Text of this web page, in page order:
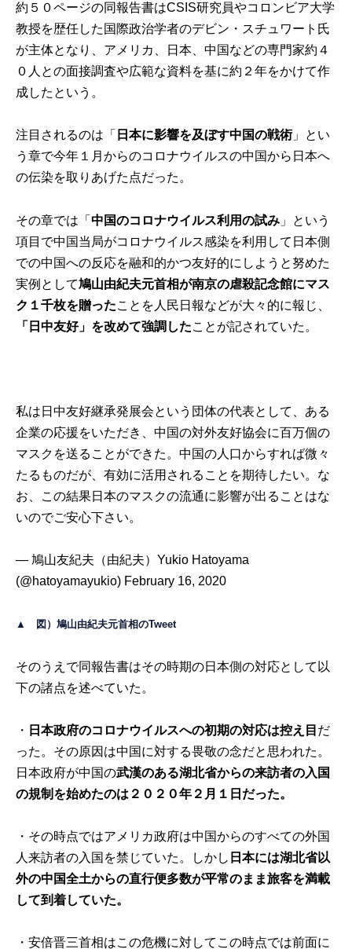
約５０ページの同報告書はCSIS研究員やコロンビア大学
教授を歴任した国際政治学者のデビン・スチュワート氏
が主体となり、アメリカ、日本、中国などの専門家約４
０人との面接調査や広範な資料を基に約２年をかけて作
成したという。
注目されるのは「 日本に影響を及ぼす中国の戦術」とい
う章で今年１月からのコロナウイルスの中国から日本へ
の伝染を取りあげた点だった。
その章では「中国のコロナウイルス利用の試み 」という
項目で中国当局がコロナウイルス感染を利用して日本側
での中国への反応を融和的かつ友好的にしようと努めた
実例として鳩山由紀夫元首相が南京の虐殺記念館にマス
ク１千枚を贈ったことを人民日報などが大々的に報じ、
「日中友好」を改めて強調したことが記されていた。
私は日中友好継承発展会という団体の代表として、ある
企業の応援をいただき、中国の対外友好協会に百万個の
マスクを送ることができた。中国の人口からすれば微々
たるものだが、有効に活用されることを期待したい。な
お、この結果日本のマスクの流通に影響が出ることはな
いのでご安心下さい。
— 鳩山友紀夫（由紀夫）Yukio Hatoyama
(@hatoyamayukio) February 16, 2020
▲ 図）鳩山由紀夫元首相のTweet
そのうえで同報告書はその時期の日本側の対応として以
下の諸点を述べていた。
・ 日本政府のコロナウイルスへの初期の対応は控え目 だ
った。その原因は中国に対する畏敬の念だと思われた。
日本政府が中国の武漢のある湖北省からの来訪者の入国
の規制を始めたのは２０２０年２月１日だった。
・その時点ではアメリカ政府は中国からのすべての外国
人来訪者の入国を禁じていた。しかし 日本には湖北省以
外の中国全土からの直行便多数が平常のまま旅客を満載
して到着していた。
・安倍晋三首相はこの危機に対してこの時点では前面に